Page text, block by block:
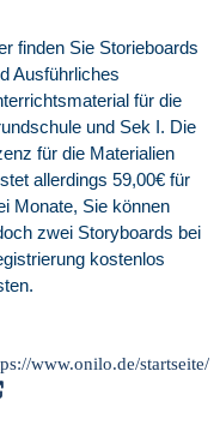
finden Sie Storieboards
Ausführliches
für die
und Sek I. Die
für die Materialien
allerdings 59,00€ für
Monate, Sie können
zwei Storyboards bei
kostenlos
www.onilo.de/startseite/